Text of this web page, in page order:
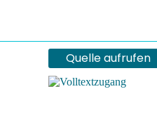
Quelle aufrufen